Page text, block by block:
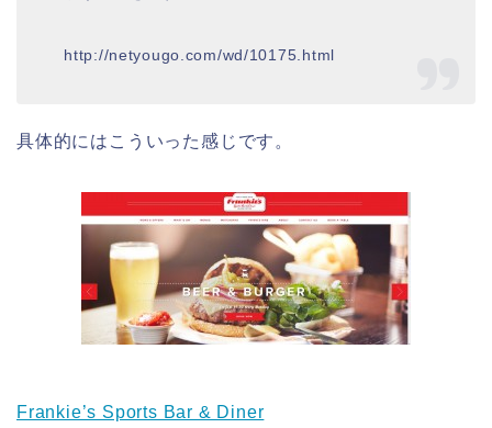
http://netyougo.com/wd/10175.html
具体的にはこういった感じです。
Frankie’s Sports Bar & Diner